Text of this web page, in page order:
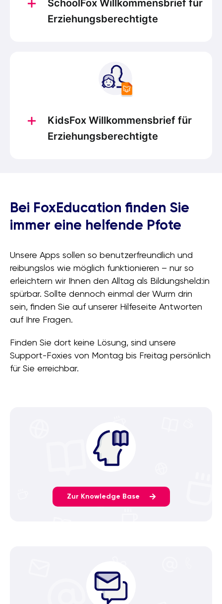
SchoolFox Willkommensbrief für
Erziehungsberechtigte
KidsFox Willkommensbrief für
Erziehungsberechtigte
Bei FoxEducation finden Sie
immer eine helfende Pfote
Unsere Apps sollen so benutzerfreundlich und
reibungslos wie möglich funktionieren – nur so
erleichtern wir Ihnen den Alltag als Bildungsheld:in
spürbar. Sollte dennoch einmal der Wurm drin
sein, finden Sie auf unserer Hilfeseite Antworten
auf Ihre Fragen.
Finden Sie dort keine Lösung, sind unsere
Support-Foxies von Montag bis Freitag persönlich
für Sie erreichbar.
Zur Knowledge Base